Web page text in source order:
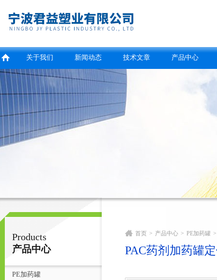
宁波君益塑业有限公司
关于我们 新闻动态 技术文章 产品中心
Products
产品中心
PE加药罐
首页 > 产品中心 > PE加药罐 >
PAC药剂加药罐